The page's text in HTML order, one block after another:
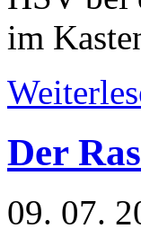
im
Der
09. 07.